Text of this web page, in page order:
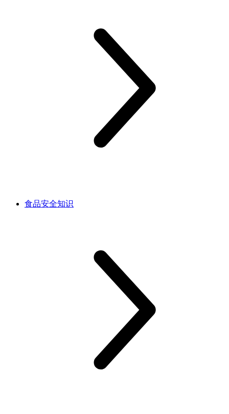
食品安全知识